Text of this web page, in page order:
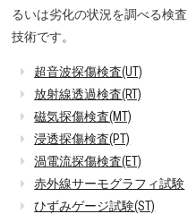
るいは劣化の状況を調べる検査
技術です。
超音波探傷検査(UT)
放射線透過検査(RT)
磁気探傷検査(MT)
浸透探傷検査(PT)
渦電流探傷検査(ET)
赤外線サーモグラフィ試験
ひずみゲージ試験(ST)